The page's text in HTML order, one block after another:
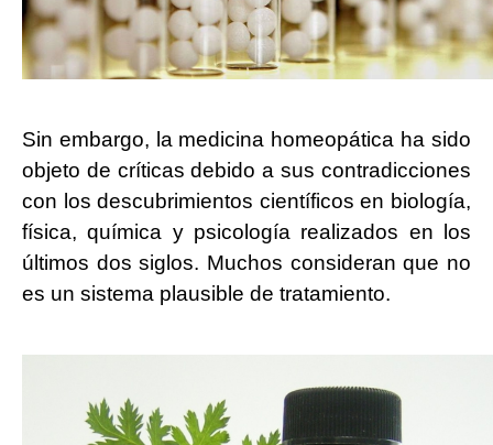
Sin embargo, la medicina homeopática ha sido
objeto de críticas debido a sus contradicciones
con los descubrimientos científicos en biología,
física, química y psicología realizados en los
últimos dos siglos. Muchos consideran que no
es un sistema plausible de tratamiento.